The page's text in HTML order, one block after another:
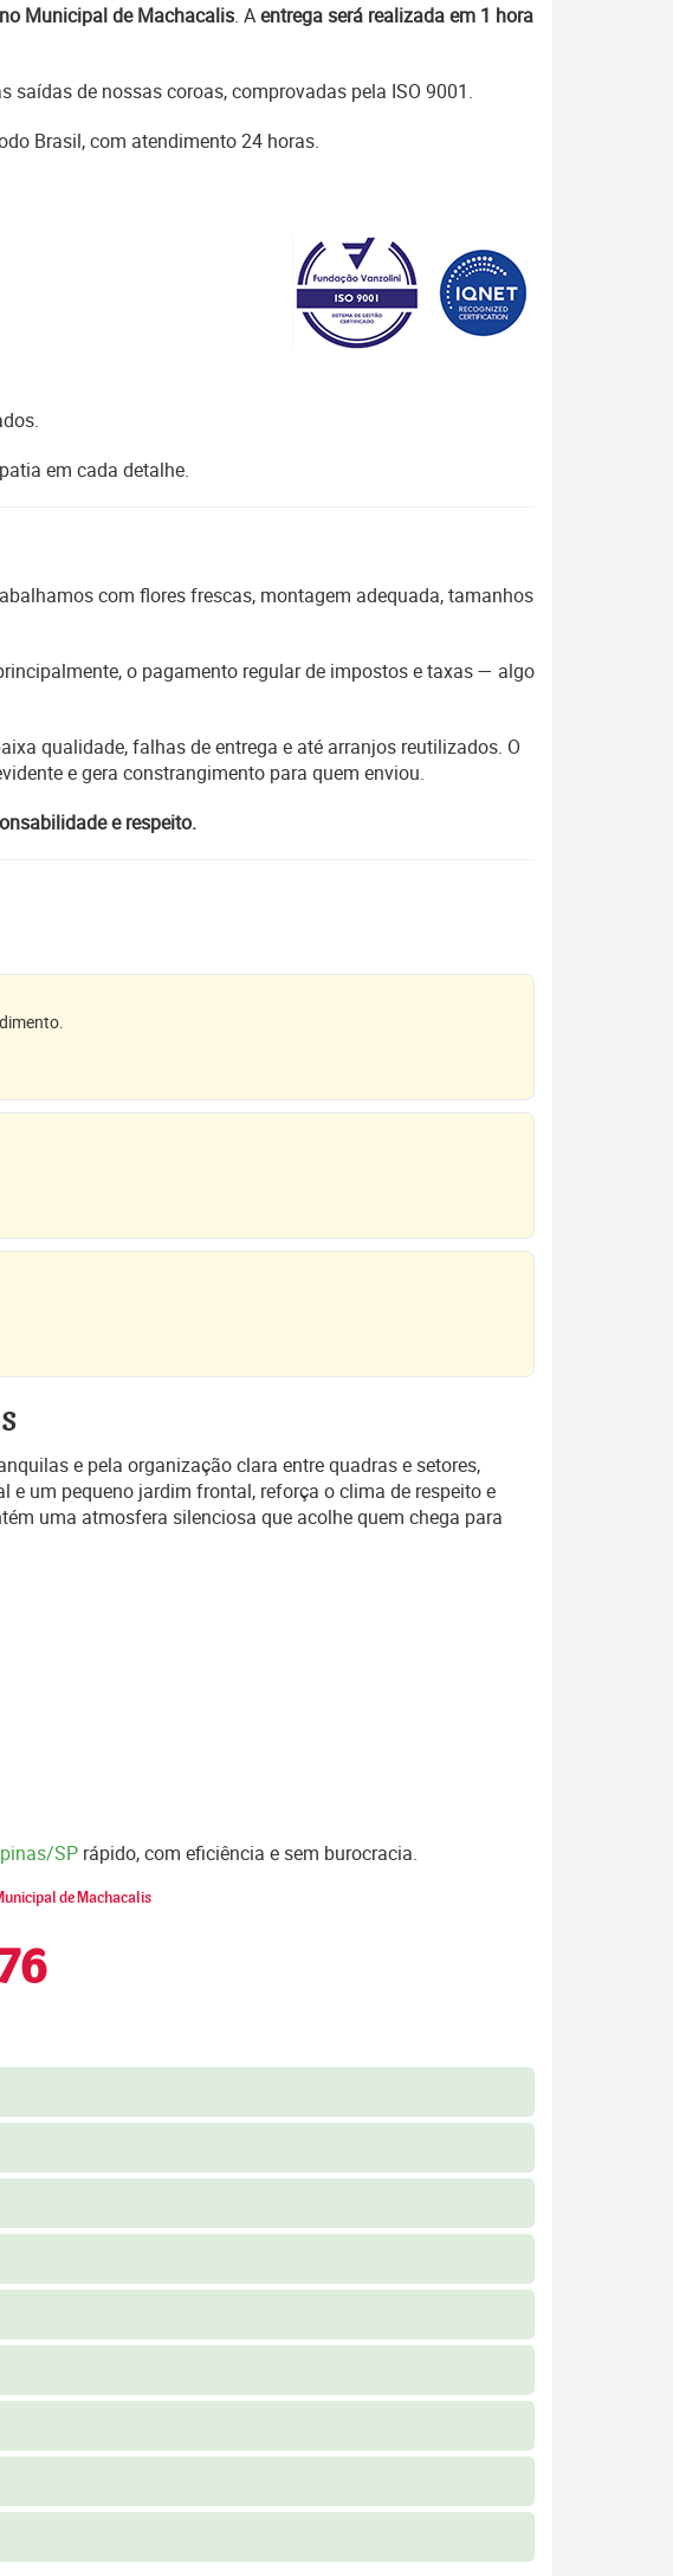
Municipal de Machacalis. Aentrega será realizada em 1 hora
de nossas coroas, comprovadas pela ISO 9001.
Brasil, com atendimento 24 horas.
em cada detalhe.
com flores frescas, montagem adequada, tamanhos
o pagamento regular de impostos e taxas — algo
qualidade, falhas de entrega e até arranjos reutilizados. O
e gera constrangimento para quem enviou.
e respeito.
e pela organização clara entre quadras e setores,
um pequeno jardim frontal, reforça o clima de respeito e
uma atmosfera silenciosa que acolhe quem chega para
SP rápido, com eficiência e sem burocracia.
de Machacalis